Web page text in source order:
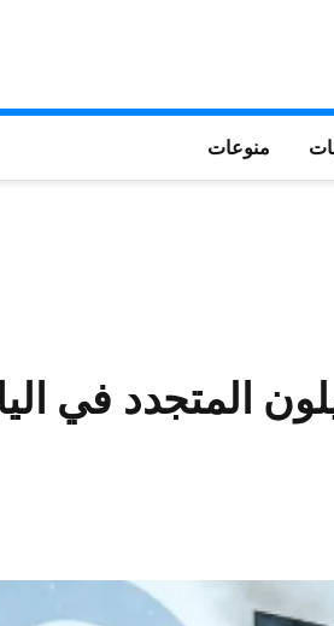
منوعات